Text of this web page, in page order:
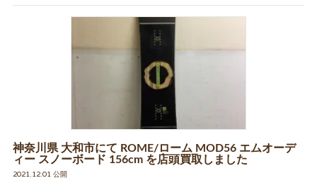
神奈川県 大和市にて ROME/ローム MOD56 エムオーデ
ィー スノーボード 156cm を店頭買取しました
2021.12.01 公開